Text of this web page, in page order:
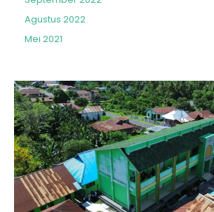
Agustus 2022
Mei 2021